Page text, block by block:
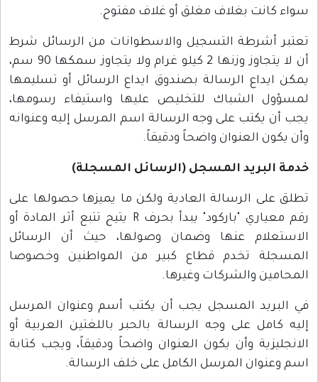
سواء كانت بغلاف مغلق أو غلاف مفتوح.
تعتبر أشرطة التسجيل والاسطوانات من الرسائل شرط
أن لا يتجاوز وزنها 2 كيلو غرام ولا يتجاوز سمكها 90 سم،
يمكن ايداع الرسالة بصندوق ايداع الرسائل أو تسليمها
لمسؤول الشباك للتخليص عليها واستيفاء رسومها،
يجب أن يكتب على وجه الرسالة اسم المرسل إليه وعنوانه
وأن يكون العنوان واضحاً ودقيقاً.
خدمة البريد المسجل (الرسائل المسجلة)
تطلق على الرسالة العادية ولكن ما يميزها حصولها على
رقم معياري "باركود" يبدأ بحرف R يتيح تتبع أثر المادة أو
الاستعلام عنها وضمان وصولها، حيث أن الرسائل
المسجلة تخدم قطاع كبير من المواطنين وخصوصا
المحامين والشركات وغيرها.
في البريد المسجل يجب أن يكتب أسم وعنوان المرسل
إليه كامل على وجه الرسالة بالحبر باللغتين العربية أو
الانجليزية وأن يكون العنوان واضحاً ودقيقاً، ويجب كتابة
اسم وعنوان المرسل الكامل على خلف الرسالة.